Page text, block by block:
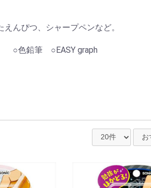
んぴつ、シャープペンなど。
○色鉛筆 ○EASY graph